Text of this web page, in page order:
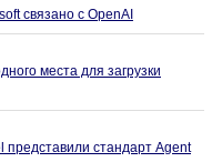
связано с OpenAI
места для загрузки
представили стандарт Agent